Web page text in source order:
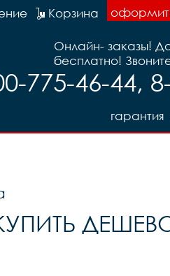
Корзина
Онлайн- заказы!
бесплатно!
775-46-44,
гарантия